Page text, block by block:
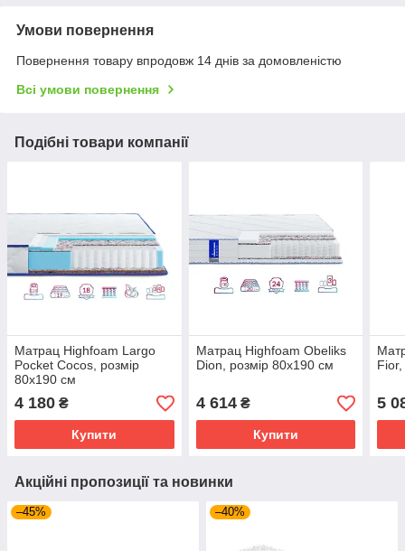
Умови повернення
Повернення товару впродовж 14 днів за домовленістю
Всі умови повернення
Подібні товари компанії
Матрац Highfoam Largo
Pocket Cocos, розмір
80x190 см
4 180 ₴
Купити
Матрац Highfoam Obeliks
Dion, розмір 80x190 см
4 614₴
Купити
5
Акційні пропозиції та новинки
–45% –40%